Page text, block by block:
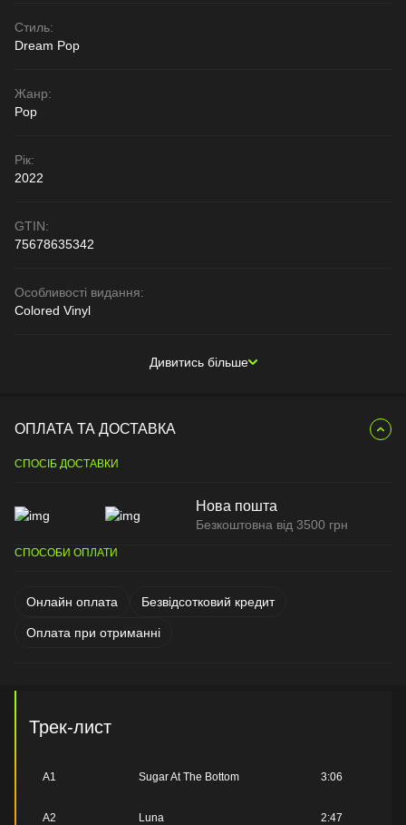
Стиль:
Dream Pop
Жанр:
Pop
Рік:
2022
GTIN:
75678635342
Особливості видання:
Colored Vinyl
Дивитись більше
ОПЛАТА ТА ДОСТАВКА
СПОСІБ ДОСТАВКИ
Нова пошта
Безкоштовна від 3500 грн
СПОСОБИ ОПЛАТИ
Онлайн оплата Безвідсотковий кредит
Оплата при отриманні
Трек-лист
A1 Sugar At The Bottom 3:06
A2 Luna 2:47